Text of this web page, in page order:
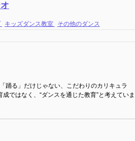
キッズダンス教室 その他のダンス
踊る」だけじゃない、こだわりのカリキュラ
ではなく、“ダンスを通じた教育”と考えていま